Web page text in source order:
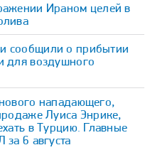
Ираном целей в
сообщили о прибытии
для воздушного
нападающего,
Луиса Энрике,
в Турцию. Главные
6 августа